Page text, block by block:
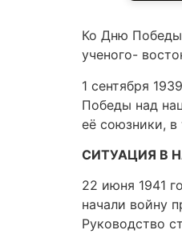
Ко Дню Победы
ученого-
1 сентября
Победы над
её союзники,
СИТУАЦИЯ В
22 июня 1941
начали войну
Руководство